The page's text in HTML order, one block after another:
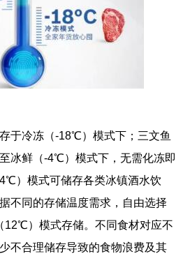
于冷冻（-18℃）模式下；三文鱼
冰鲜（-4℃）模式下，无需化冻即
）模式可储存各类冰镇酒水饮
不同的存储温度需求，自由选择
）模式存储。不同食材对应不
不合理储存导致的食物浪费及其